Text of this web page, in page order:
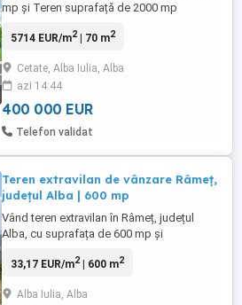
mp și Teren suprafață de 2000 mp
găsește și o livadă de pomi fructiferi.
apa,canalizare,gaz,curent,internet,) Zona
foarte frumoasa Casa necesită renovare
Stadă Asfaltată
5714 EUR/m2| 70 m2
Cetate, Alba Iulia, Alba
azi 14:44
400 000 EUR
Telefon validat
Teren extravilan de vânzare Râmeț,
județul Alba | 600 mp
Vând teren extravilan în Râmeț, județul
Alba, cu suprafața de 600 mp și
este situat într-o zonă montană foarte
natural atractiv. Zona este în dezvoltare și
33,17 EUR/m2| 600 m2
Alba Iulia, Alba